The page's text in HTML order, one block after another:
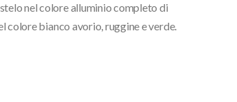
nel colore alluminio completo di
colore bianco avorio, ruggine e verde.